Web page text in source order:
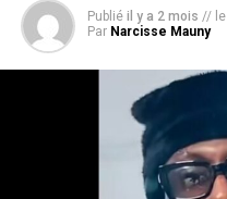
Publié il y a 2 mois // le
Par Narcisse Mauny